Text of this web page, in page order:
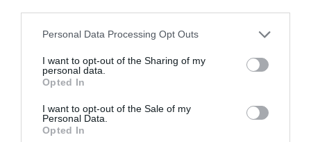
Personal Data Processing Opt Outs
I want to opt-out of the Sharing of my
personal data.
Opted In
I want to opt-out of the Sale of my
Personal Data.
Opted In
comerç minorista,comerç a la menuda
comerç menudista) i de la persona que s’hi
dedica (detallista menudista) posa
es pot justificar per cap necessitat denominativa,
sinó més aviat per una voluntat d’esnobisme i de